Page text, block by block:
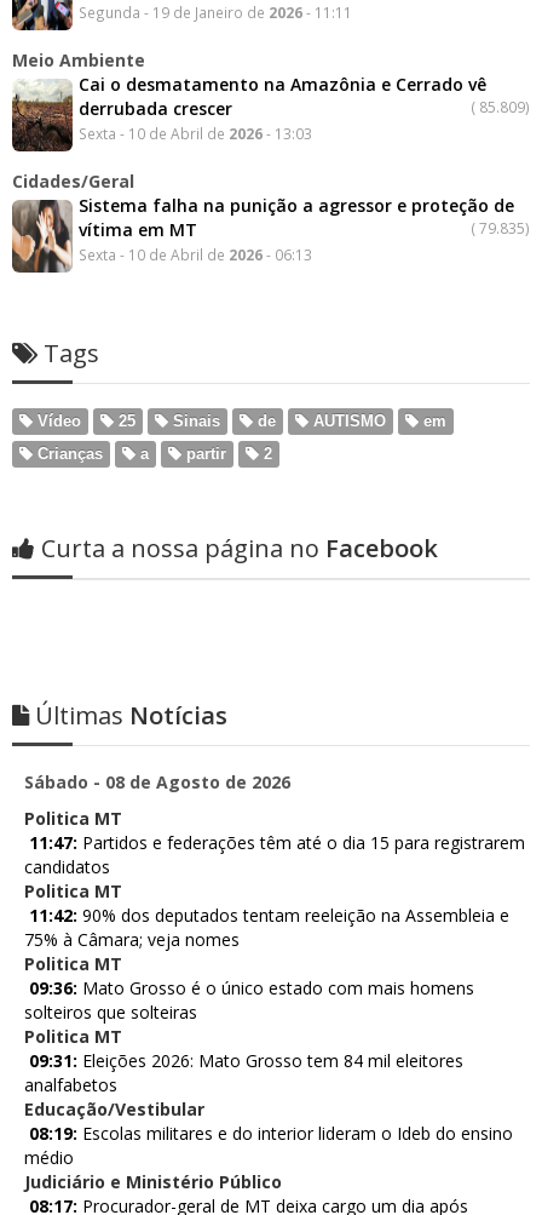
Segunda - 19 de Janeiro de 2026- 11:11
Meio Ambiente
Cai o desmatamento na Amazônia e Cerrado vê
derrubada crescer
( 85.809)
Sexta - 10 de Abril de 2026- 13:03
Cidades/Geral
Sistema falha na punição a agressor e proteção de
vítima em MT
(79.835)
Sexta - 10 de Abril de 2026- 06:13
Tags
Vídeo 25 Sinais de AUTISMO
em
Crianças
a partir 2
Curta a nossa página no Facebook
Últimas Notícias
Sábado - 08 de Agosto de 2026
Politica MT
11:47: Partidos e federações têm até o dia 15 para registrarem
candidatos
Politica MT
11:42: 90% dos deputados tentam reeleição na Assembleia e
75% à Câmara; veja nomes
Politica MT
09:36: Mato Grosso é o único estado com mais homens
solteiros que solteiras
Politica MT
09:31: Eleições 2026: Mato Grosso tem 84 mil eleitores
analfabetos
Educação/Vestibular
08:19: Escolas militares e do interior lideram o Ideb do ensino
médio
Judiciário e Ministério Público
08:17: Procurador-geral de MT deixa cargo um dia após